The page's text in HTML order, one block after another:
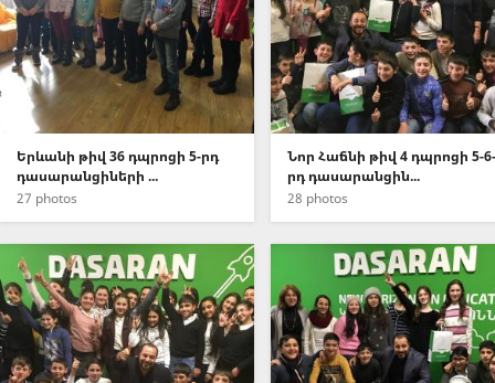
Երևանի թիվ 36 դպրոցի 5-րդ
դասարանցիների ...
27 photos
Նոր Հաճնի թիվ 4 դպրոցի 5-6-
րդ դասարանցին...
28 photos